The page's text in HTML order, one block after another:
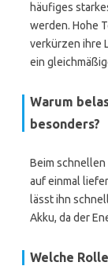
häufiges
werden. Hohe
verkürzen ihre
ein
Warum
besonders?
Beim
auf einmal
lässt ihn
Akku, da der
Welche